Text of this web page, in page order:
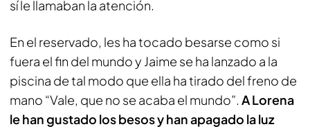
sí le llamaban la atención.
En el reservado, les ha tocado besarse como si
fuera el fin del mundo y Jaime se ha lanzado a la
piscina de tal modo que ella ha tirado del freno de
mano “Vale, que no se acaba el mundo”. A Lorena
le han gustado los besos y han apagado la luz